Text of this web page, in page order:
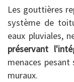
Les gouttières
système de
eaux pluviales,
préservant
menaces
muraux.